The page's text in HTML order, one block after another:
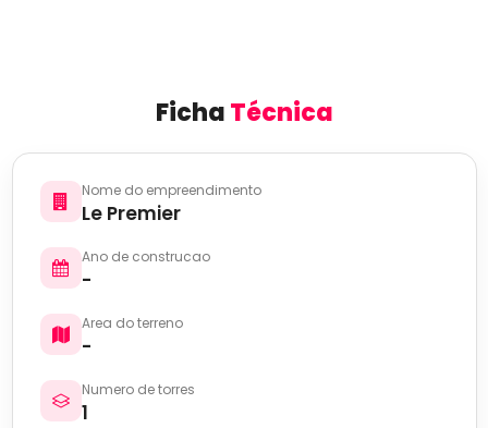
FichaTécnica
Nome do empreendimento
Le Premier
Ano de construcao
-
Area do terreno
-
Numero de torres
1